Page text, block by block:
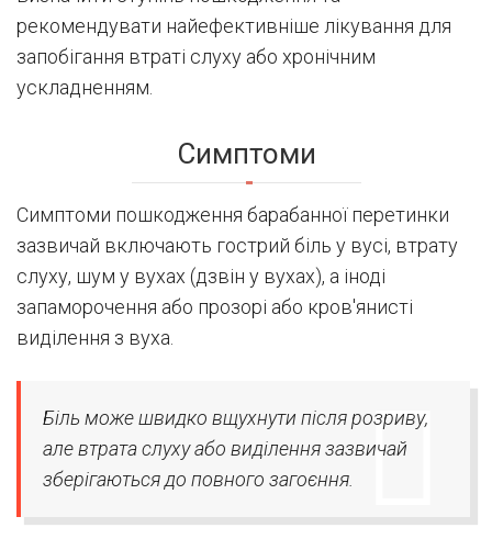
рекомендувати найефективніше лікування для
запобігання втраті слуху або хронічним
ускладненням.
Симптоми
Симптоми пошкодження барабанної перетинки
зазвичай включають гострий біль у вусі, втрату
слуху, шум у вухах (дзвін у вухах), а іноді
запаморочення або прозорі або кров'янисті
виділення з вуха.
Біль може швидко вщухнути після розриву,
але втрата слуху або виділення зазвичай
зберігаються до повного загоєння.